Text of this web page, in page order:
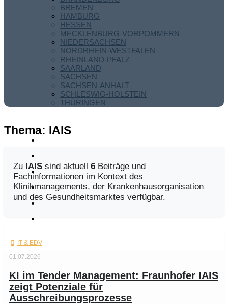
BREMEN
HAMBURG
HESSEN
MECKLENBURG-VORPOMMERN
NIEDERSACHSEN
NORDRHEIN-WESTFALEN
RHEINLAND-PFALZ
SAARLAND
SACHSEN
SACHSEN-ANHALT
SCHLESWIG-HOLSTEIN
THÜRINGEN
Thema: IAIS
Zu IAIS sind aktuell 6 Beiträge und
Fachinformationen im Kontext des
Klinikmanagements, der Krankenhausorganisation
und des Gesundheitsmarktes verfügbar.
IT & EDV
01.07.2026
KI im Tender Management: Fraunhofer IAIS
zeigt Potenziale für
Ausschreibungsprozesse